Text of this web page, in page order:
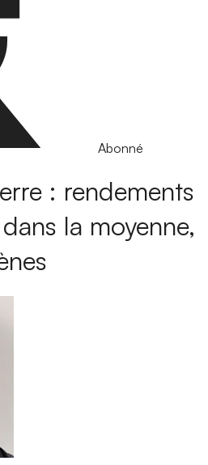
Abonné
: rendements
la moyenne,